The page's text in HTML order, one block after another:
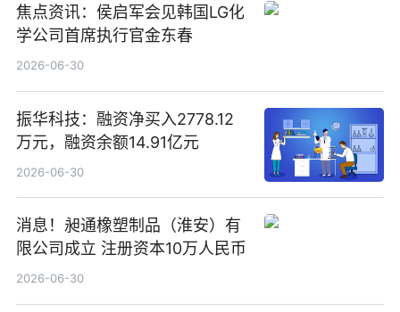
焦点资讯：侯启军会见韩国LG化
学公司首席执行官金东春
2026-06-30
振华科技：融资净买入2778.12
万元，融资余额14.91亿元
2026-06-30
消息！昶通橡塑制品（淮安）有
限公司成立 注册资本10万人民币
2026-06-30